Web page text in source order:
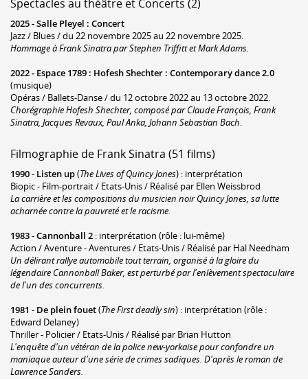
Spectacles au théâtre et Concerts (2)
2025 -Salle Pleyel : Concert
Jazz / Blues / du 22 novembre 2025 au 22 novembre 2025.
Hommage à Frank Sinatra par Stephen Triffitt et Mark Adams.
2022 - Espace 1789 : Hofesh Shechter : Contemporary dance 2.0
(musique)
Opéras / Ballets-Danse / du 12 octobre 2022 au 13 octobre 2022.
Chorégraphie Hofesh Shechter, composé par Claude François, Frank
Sinatra, Jacques Revaux, Paul Anka, Johann Sebastian Bach.
Filmographie de Frank Sinatra (51 films)
1990- Listen up(The Lives of Quincy Jones) : interprétation
Biopic - Film-portrait / Etats-Unis / Réalisé par Ellen Weissbrod
La carrière et les compositions du musicien noir Quincy Jones, sa lutte
acharnée contre la pauvreté et le racisme.
1983-Cannonball 2 : interprétation (rôle : lui-même)
Action / Aventure - Aventures / Etats-Unis / Réalisé par Hal Needham
Un délirant rallye automobile tout terrain, organisé à la gloire du
légendaire Cannonball Baker, est perturbé par l'enlèvement spectaculaire
de l'un des concurrents.
1981 - De plein fouet(The First deadly sin) : interprétation (rôle :
Edward Delaney)
Thriller - Policier / Etats-Unis / Réalisé par Brian Hutton
L'enquête d'un vétéran de la police new-yorkaise pour confondre un
maniaque auteur d'une série de crimes sadiques. D'après le roman de
Lawrence Sanders.